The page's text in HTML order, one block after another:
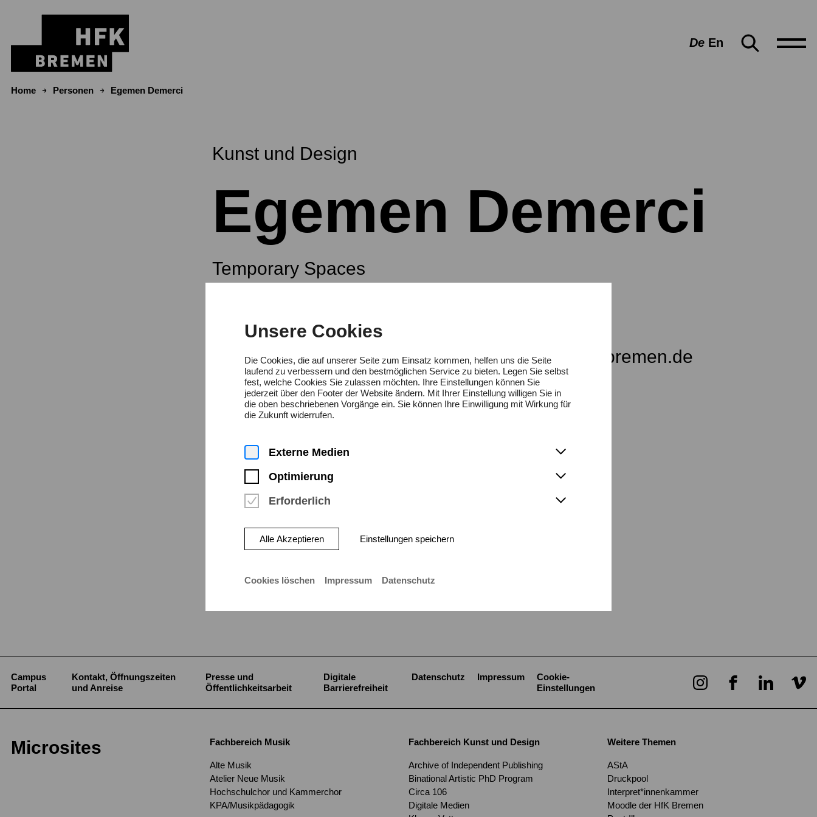
Zum Inhalt springen
Unsere Cookies
Die Cookies, die auf unserer Seite zum Einsatz kommen, helfen uns die Seite
laufend zu verbessern und den bestmöglichen Service zu bieten. Legen Sie selbst
fest, welche Cookies Sie zulassen möchten. Ihre Einstellungen können Sie
jederzeit über den Footer der Website ändern. Mit Ihrer Einstellung willigen Sie in
die oben beschriebenen Vorgänge ein. Sie können Ihre Einwilligung mit Wirkung für
die Zukunft widerrufen.
Externe Medien
Optimierung
Erforderlich
Alle Akzeptieren Einstellungen speichern
Cookies löschen Impressum Datenschutz
De En
Home Personen Egemen Demerci
Kunst und Design
Egemen Demerci
Temporary Spaces
Studiengang
Freie Kunst edemerci@hfk-bremen.de
Campus
Portal
Kontakt, Öffnungszeiten
und Anreise
Presse und
Öffentlichkeitsarbeit
Digitale
Barrierefreiheit
Datenschutz Impressum
Cookie-
Einstellungen
Microsites Fachbereich Musik
Alte Musik
Atelier Neue Musik
Hochschulchor und Kammerchor
KPA/Musikpädagogik
Fachbereich Kunst und Design
Archive of Independent Publishing
Binational Artistic PhD Program
Circa 106
Digitale Medien
Weitere Themen
AStA
Druckpool
Interpret*innenkammer
Moodle der HfK Bremen